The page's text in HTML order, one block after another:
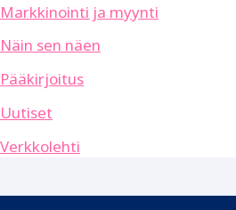
Markkinointi ja myynti
Näin sen näen
Pääkirjoitus
Uutiset
Verkkolehti